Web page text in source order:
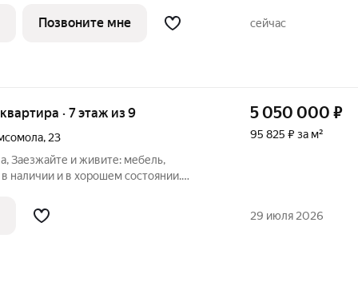
продажа от застройщика ГК
Позвоните мне сейчас
· 7 этаж из 9
, 23
Заезжайте и живите: мебель,
5 050 000 ₽
95 825 ₽ за м²
29 июля 2026